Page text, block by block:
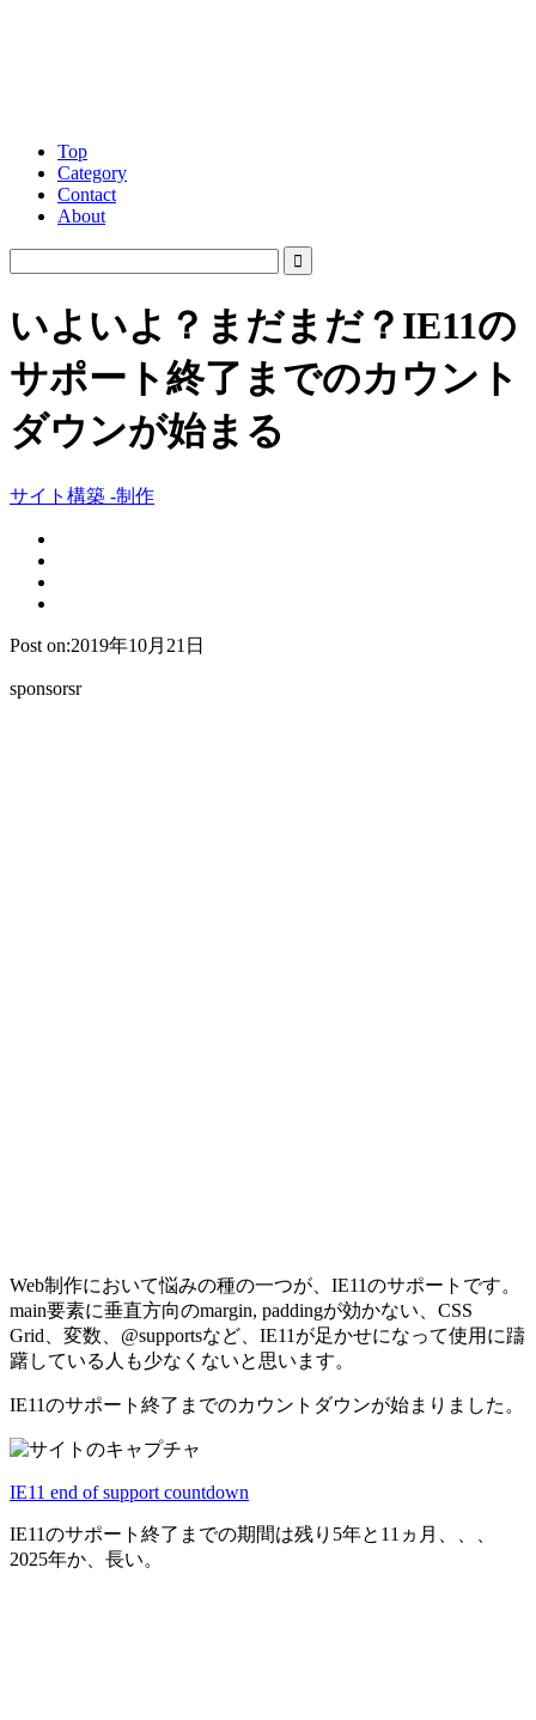
Top
Category
Contact
About
いよいよ？まだまだ？IE11の
サポート終了までのカウント
ダウンが始まる
サイト構築 -制作
Post on:2019年10月21日
sponsorsr
Web制作において悩みの種の一つが、IE11のサポートです。
main要素に垂直方向のmargin, paddingが効かない、CSS
Grid、変数、@supportsなど、IE11が足かせになって使用に躊
躇している人も少なくないと思います。
IE11のサポート終了までのカウントダウンが始まりました。
IE11 end of support countdown
IE11のサポート終了までの期間は残り5年と11ヵ月、、、
2025年か、長い。